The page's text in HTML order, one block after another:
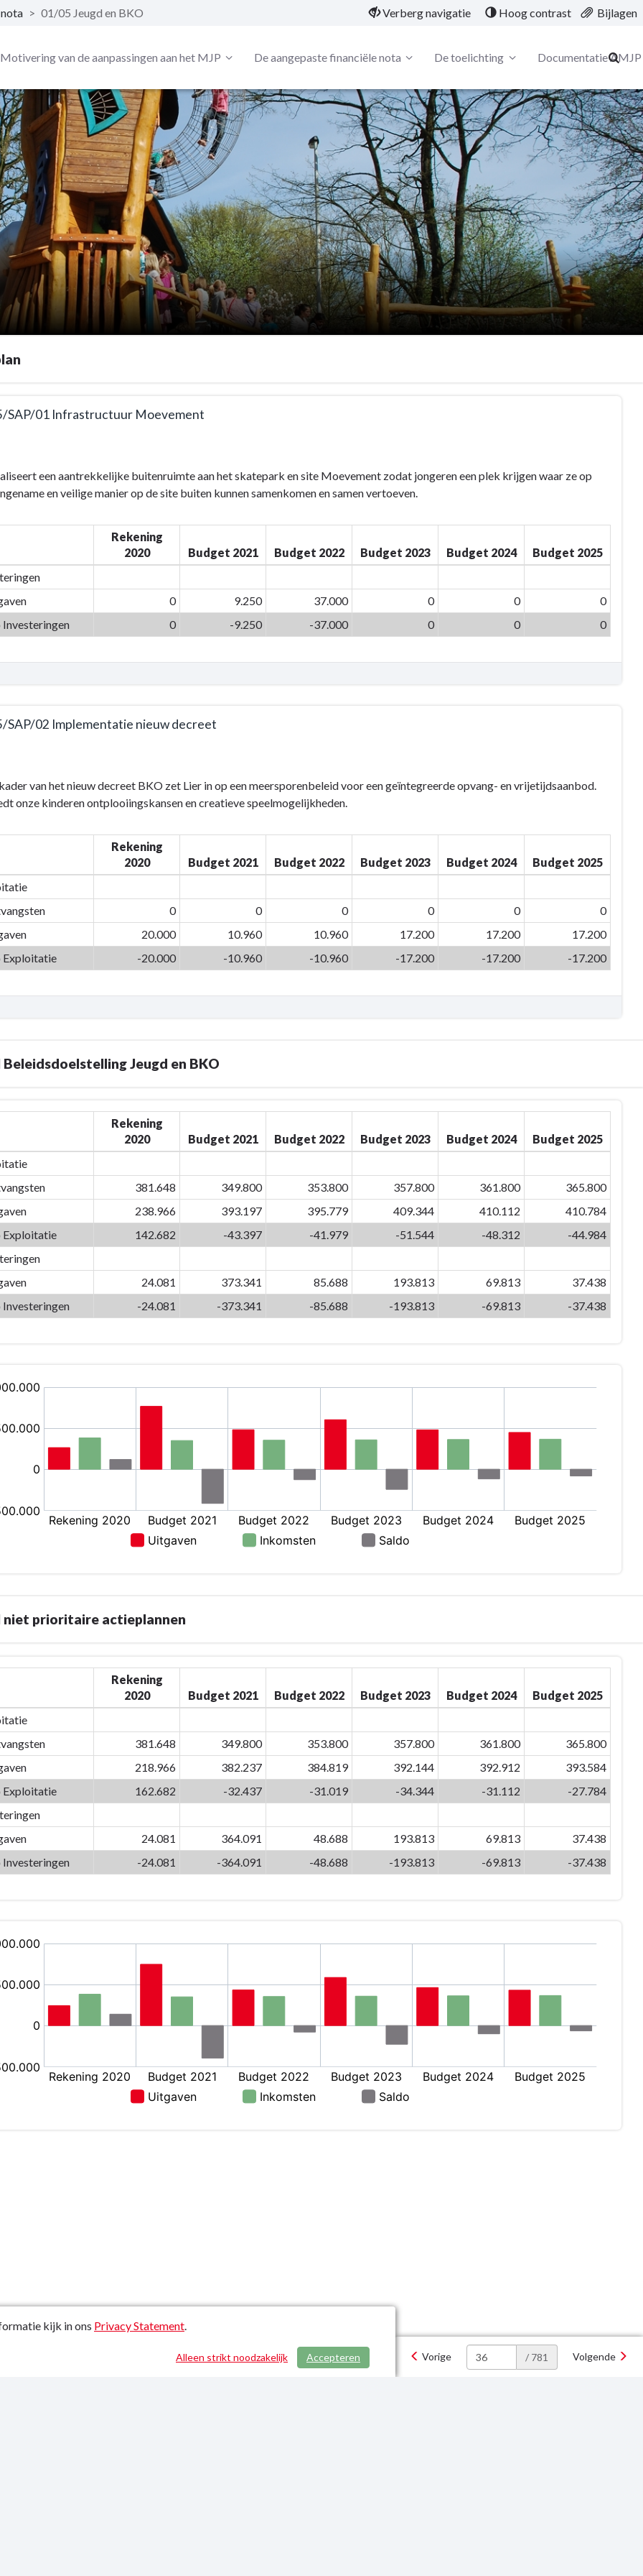
> 01/05 Jeugd en BKO Verberg navigatie Hoog contrast Bijlagen
Motivering van de aanpassingen aan het MJP De aangepaste financiële nota De toelichting Documentatie AMJP
SAP/01 Infrastructuur Moevement
01
een aantrekkelijke buitenruimte aan het skatepark en site Moevement zodat jongeren een plek krijgen waar ze op
en veilige manier op de site buiten kunnen samenkomen en samen vertoeven.
Rekening
2020
Budget 2021 Budget 2022 Budget 2023 Budget 2024
Budget 2025
0 9.250 37.000 0 0
0
Investeringen
0 -9.250 -37.000 0 0 0
SAP/02 Implementatie nieuw decreet
02
van het nieuw decreet BKO zet Lier in op een meersporenbeleid voor een geïntegreerde opvang- en vrijetijdsaanbod.
onze kinderen ontplooiingskansen en creatieve speelmogelijkheden.
Rekening
2020
Budget 2021 Budget 2022 Budget 2023 Budget 2024
Budget 2025
0 0 0 0 0
0
20.000 10.960 10.960 17.200 17.200
17.200
Exploitatie
-20.000 -10.960 -10.960 -17.200 -17.200 -17.200
Jeugd en BKO
Rekening
2020
Budget 2021 Budget 2022 Budget 2023 Budget 2024
Budget 2025
381.648 349.800 353.800 357.800 361.800
365.800
238.966 393.197 395.779 409.344 410.112
410.784
Exploitatie
142.682 -43.397 -41.979 -51.544 -48.312
-44.984
24.081 373.341 85.688 193.813 69.813
37.438
Investeringen
-24.081 -373.341 -85.688 -193.813 -69.813 -37.438
niet prioritaire actieplannen
Rekening
2020
Budget 2021 Budget 2022 Budget 2023 Budget 2024
Budget 2025
381.648 349.800 353.800 357.800 361.800
365.800
218.966 382.237 384.819 392.144 392.912
393.584
Exploitatie
162.682 -32.437 -31.019 -34.344 -31.112
-27.784
24.081 364.091 48.688 193.813 69.813
37.438
Investeringen
-24.081 -364.091 -48.688 -193.813 -69.813 -37.438
Vorige / 781 Volgende
kijk in ons Privacy Statement.
Accepteren
Alleen strikt noodzakelijk